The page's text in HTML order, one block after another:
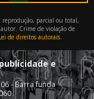
parcial ou total,
Crime de violação de
de direitos autorais.
e
- Barra funda